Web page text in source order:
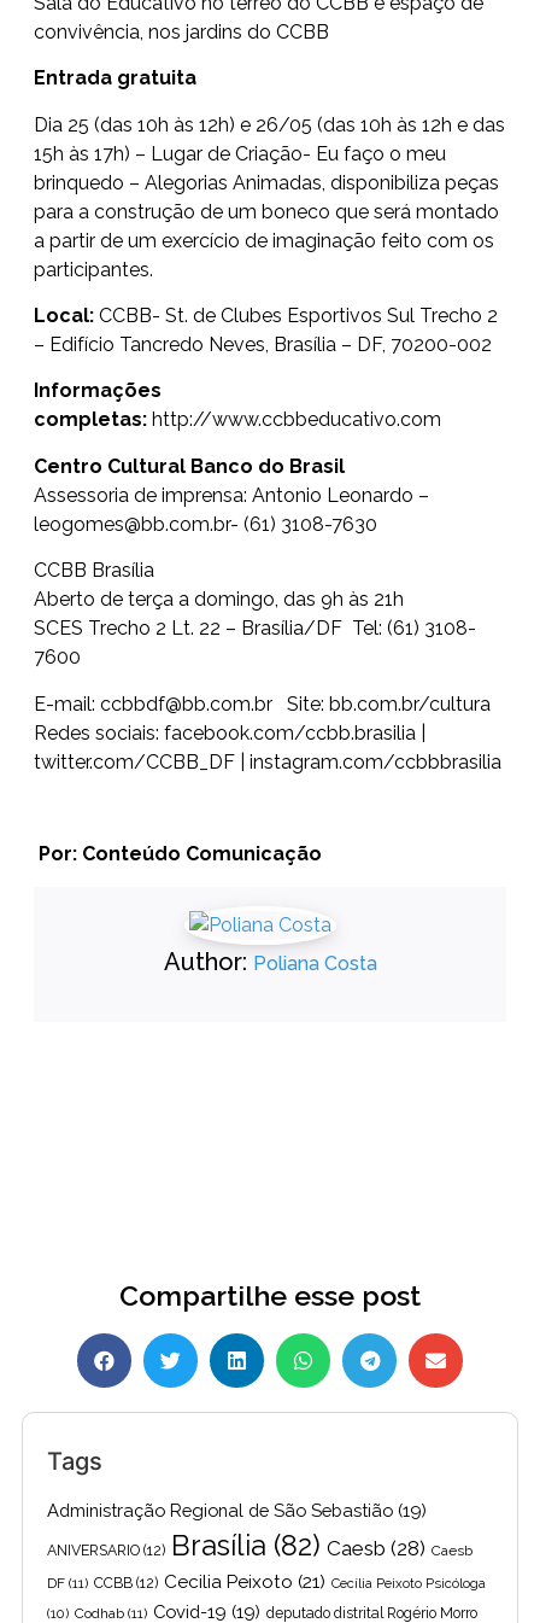
convivência, nos jardins do CCBB
Entrada gratuita
Dia 25 (das 10h às 12h) e 26/05 (das 10h às 12h e das
15h às 17h) – Lugar de Criação- Eu faço o meu
brinquedo – Alegorias Animadas, disponibiliza peças
para a construção de um boneco que será montado
a partir de um exercício de imaginação feito com os
participantes.
Local: CCBB- St. de Clubes Esportivos Sul Trecho 2
– Edifício Tancredo Neves, Brasília – DF, 70200-002
Informações
completas: http://www.ccbbeducativo.com
Centro Cultural Banco do Brasil
Assessoria de imprensa: Antonio Leonardo –
leogomes@bb.com.br- (61) 3108-7630
CCBB Brasília
Aberto de terça a domingo, das 9h às 21h
SCES Trecho 2 Lt. 22 – Brasília/DF Tel: (61) 3108-
7600
E-mail: ccbbdf@bb.com.br Site: bb.com.br/cultura
Redes sociais: facebook.com/ccbb.brasilia |
twitter.com/CCBB_DF | instagram.com/ccbbbrasilia
Por: Conteúdo Comunicação
Author: Poliana Costa
Compartilhe esse post
Tags
Administração Regional de São Sebastião (19)
ANIVERSARIO (12) Brasília (82) Caesb (28) Caesb
DF (11) CCBB (12) Cecilia Peixoto (21) Cecília Peixoto Psicóloga
(10) Codhab (11) Covid-19 (19) deputado distrital Rogério Morro